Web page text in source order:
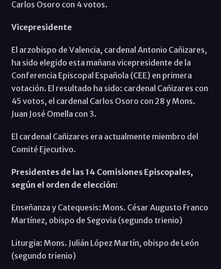
Carlos Osoro con 4 votos.
Vicepresidente
El arzobispo de Valencia, cardenal Antonio Cañizares,
ha sido elegido esta mañana vicepresidente de la
Conferencia Episcopal Española (CEE) en primera
votación. El resultado ha sido: cardenal Cañizares con
45 votos, el cardenal Carlos Osoro con 28 y Mons.
Juan José Omella con 3.
El cardenal Cañizares era actualmente miembro del
Comité Ejecutivo.
Presidentes de las 14 Comisiones Episcopales,
según el orden de elección:
Enseñanza y Catequesis: Mons. César Augusto Franco
Martínez, obispo de Segovia (segundo trienio)
Liturgia: Mons. Julián López Martín, obispo de León
(segundo trienio)